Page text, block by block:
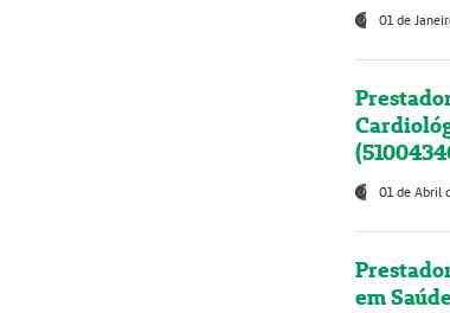
01 de
01 de Abril
em